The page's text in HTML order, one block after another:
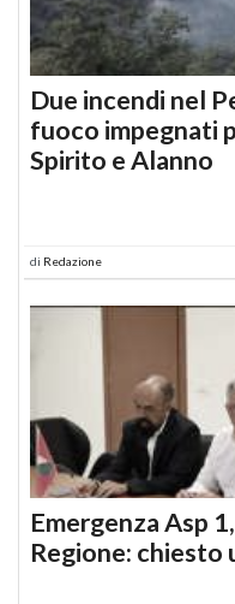
Due incendi nel
fuoco impegnati
Spirito e Alanno
di Redazione
Emergenza Asp
Regione: chiesto